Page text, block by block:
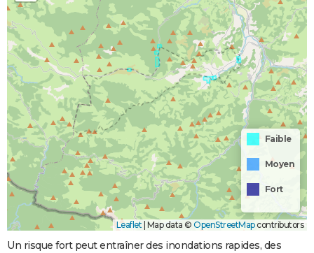
Faible
Moyen
Fort
Leaflet | Map data © OpenStreetMapcontributors
Un risque fort peut entraîner des inondations rapides, des